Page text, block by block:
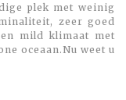
plek met weinig
zeer goed
mild klimaat met
oceaan.Nu weet u